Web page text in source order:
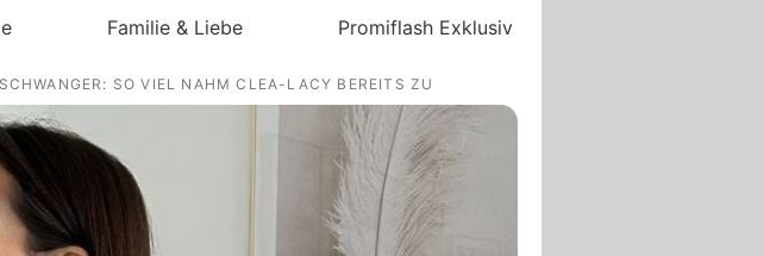
Familie & Liebe Promiflash Exklusiv
SO VIEL NAHM CLEA-LACY BEREITS ZU